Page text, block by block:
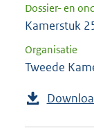
Dossier- en
Kamerstuk
Organisatie
Tweede